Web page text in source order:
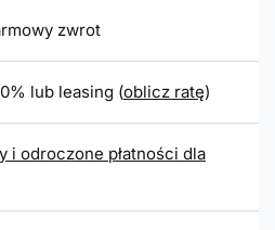
zwrot
lub leasing (oblicz ratę)
i odroczone płatności dla